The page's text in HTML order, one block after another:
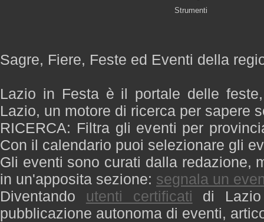
Strumenti
Sagre, Fiere, Feste ed Eventi della
Lazio in Festa è il portale delle
Lazio, un motore di ricerca per sapere
RICERCA: Filtra gli eventi per
Con il calendario puoi selezionare gli
Gli eventi sono curati dalla redazione,
in un'apposita sezione: segnala un
Diventando utenti certificati di
pubblicazione autonoma di eventi,